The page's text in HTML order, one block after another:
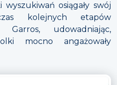
wyszukiwań osiągały swój
kolejnych etapów
udowadniając,
mocno angażowały